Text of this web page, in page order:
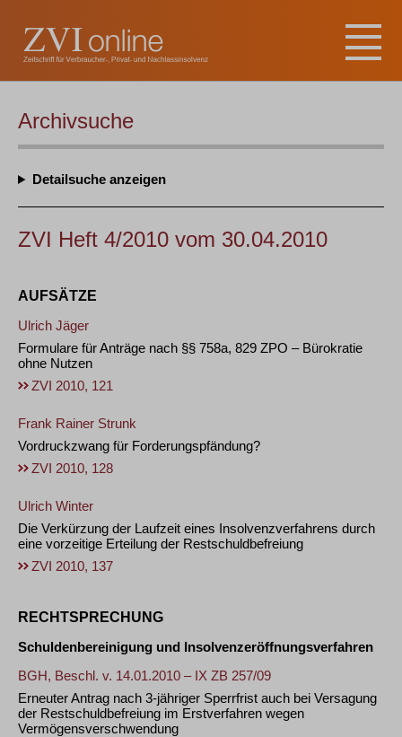
Archivsuche
Detailsuche
ZVI Heft 4/2010 vom 30.04.2010
AUFSÄTZE
Ulrich Jäger
Formulare für Anträge nach §§ 758a, 829 ZPO – Bürokratie
ohne Nutzen
ZVI 2010, 121
Frank Rainer Strunk
Vordruckzwang für Forderungspfändung?
ZVI 2010, 128
Ulrich Winter
Die Verkürzung der Laufzeit eines Insolvenzverfahrens durch
eine vorzeitige Erteilung der Restschuldbefreiung
ZVI 2010, 137
RECHTSPRECHUNG
Schuldenbereinigung und Insolvenzeröffnungsverfahren
BGH, Beschl. v. 14.01.2010 – IX ZB 257/09
Erneuter Antrag nach 3-jähriger Sperrfrist auch bei Versagung
der Restschuldbefreiung im Erstverfahren wegen
Vermögensverschwendung